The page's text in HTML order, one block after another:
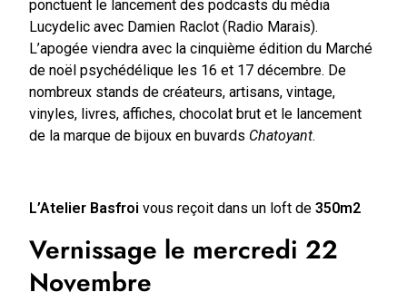
ponctuent le lancement des podcasts du média
Lucydelic avec Damien Raclot (Radio Marais).
L’apogée viendra avec la cinquième édition du Marché
de noël psychédélique les 16 et 17 décembre. De
nombreux stands de créateurs, artisans, vintage,
vinyles, livres, affiches, chocolat brut et le lancement
de la marque de bijoux en buvards Chatoyant.
L’Atelier Basfroivous reçoit dans un loft de350m2
Vernissage le mercredi 22
Novembre